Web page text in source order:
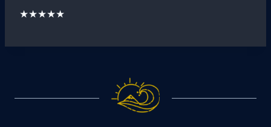
★★★★★